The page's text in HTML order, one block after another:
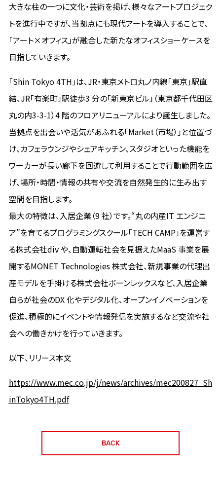
大きな柱の一つに文化・芸術を掲げ、様々なアートプロジェク
トを進行中ですが、当拠点にも現代アートを導入することで、
「アート×オフィス」が融合した新たなオフィスショーケースを
目指していきます。
「Shin Tokyo 4TH」は、JR・東京メトロ丸ノ内線「東京」駅直
結、JR「有楽町」駅徒歩3 分の「新東京ビル」（東京都千代田区
丸の内3-3-1）4 階のフロアリニューアルにより誕生しました。
当拠点を出会いや活気があふれる「Market（市場）」と位置づ
け、カフェラウンジやシェアキッチン、スタジオといった機能を
ワーカーが長い廊下を回遊して利用することで行動範囲を広
げ、場所・時間・情報の共有や交流を自然発生的に生み出す
空間を目指します。
最大の特徴は、入居企業（9 社）です。“丸の内産IT エンジニ
ア”を育てるプログラミングスクール「TECH CAMP」を運営す
る株式会社div や、自動運転社会を見据えたMaaS 事業を展
開するMONET Technologies 株式会社、新規事業の代理出
産モデルを手掛ける株式会社ボーンレックスなど、入居企業
自らが社会のDX 化やデジタル化、オープンイノベーションを
促進、積極的にイベントや情報発信を実施するなど交流や社
会への働きかけを行っていきます。
以下、リリース本文
https://www.mec.co.jp/j/news/archives/mec200827_Sh
inTokyo4TH.pdf
BACK